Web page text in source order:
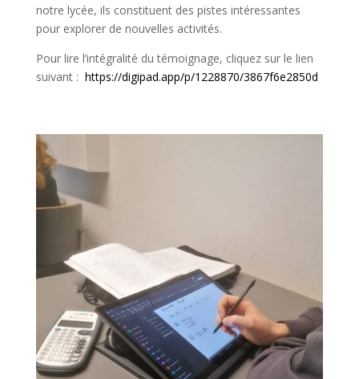
notre lycée, ils constituent des pistes intéressantes
pour explorer de nouvelles activités.
Pour lire l’intégralité du témoignage, cliquez sur le lien
suivant : https://digipad.app/p/1228870/3867f6e2850d